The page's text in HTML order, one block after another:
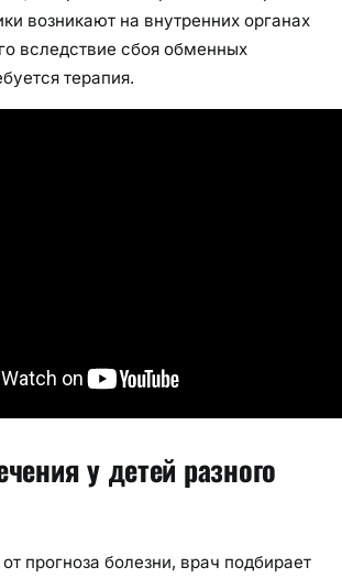
возникают на внутренних органах
вследствие сбоя обменных
терапия.
у детей разного
прогноза болезни, врач подбирает